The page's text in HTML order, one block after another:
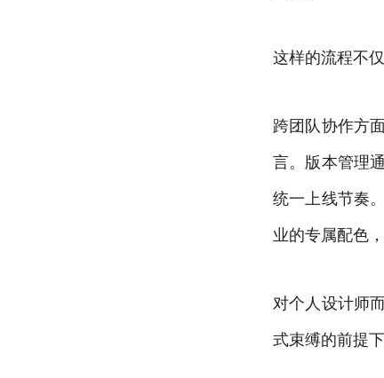
这样的流程不
跨团队协作方
言。版本管理
统一上线节奏
业的专属配色
对个人设计师
式束缚的前提